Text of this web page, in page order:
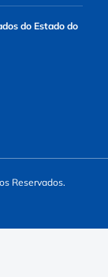
do Estado do
Reservados.